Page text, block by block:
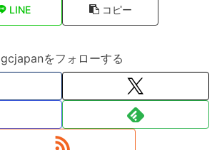
LINE コピー
gcjapanをフォローする